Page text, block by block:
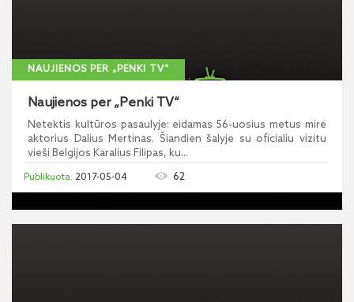
NAUJIENOS PER „PENKI TV“
Naujienos per „Penki TV“
Netektis kultūros pasaulyje: eidamas 56-uosius metus mirė
aktorius Dalius Mertinas. Šiandien šalyje su oficialiu vizitu
vieši Belgijos Karalius Filipas, ku...
2017-05-04 62